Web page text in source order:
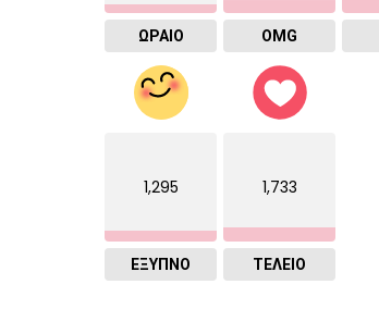
ΩΡΑΙΟ OMG
1,295
ΈΞΥΠΝΟ
1,733
ΤΕΛΕΙΟ